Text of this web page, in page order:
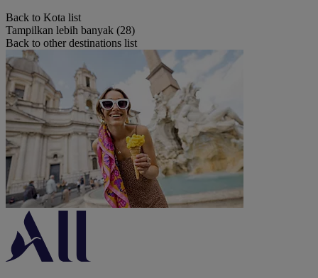
Back to Kota list
Tampilkan lebih banyak (28)
Back to other destinations list